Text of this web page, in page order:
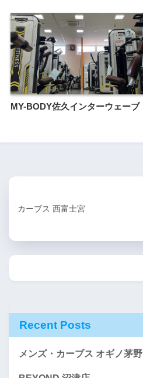
MY-BODY佐久インターウェーブ
カーブス 西富士宮
Recent Posts
メンズ・カーブス オギノ茅野